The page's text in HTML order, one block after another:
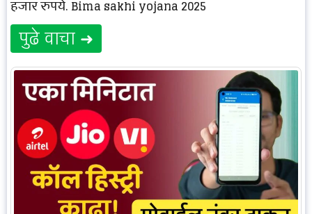
हजार रुपये. Bima sakhi yojana 2025
पुढे वाचा ➜